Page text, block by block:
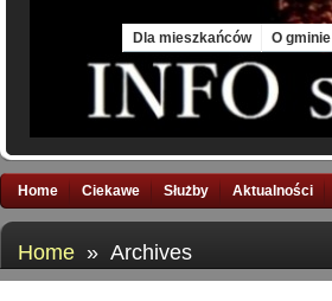
Dla mieszkańców O gminie
Home Ciekawe Służby Aktualności
Home » Archives